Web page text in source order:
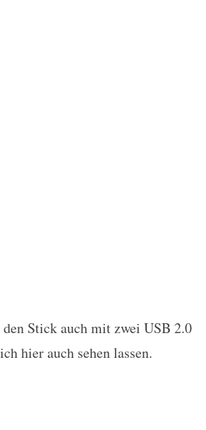
Stick auch mit zwei USB 2.0
hier auch sehen lassen.